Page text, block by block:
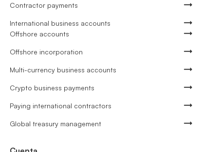
Contractor payments
International business accounts
Offshore accounts
Offshore incorporation
Multi-currency business accounts
Crypto business payments
Paying international contractors
Global treasury management